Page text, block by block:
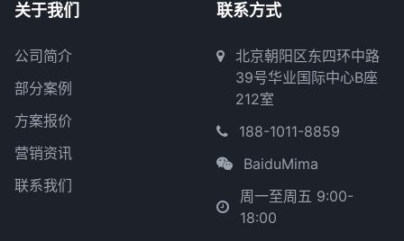
关于我们
公司简介
部分案例
方案报价
营销资讯
联系我们
联系方式
北京朝阳区东四环中路
39号华业国际中心B座
212室
188-1011-8859
BaiduMima
周一至周五 9:00-
18:00